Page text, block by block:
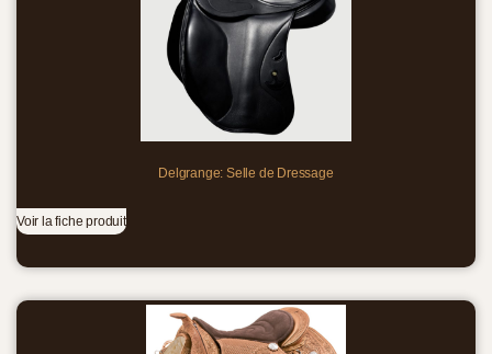
Delgrange: Selle de Dressage
Voir la fiche produit